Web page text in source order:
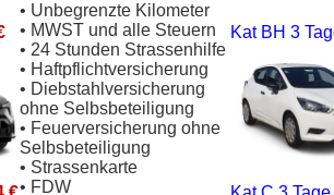
• Unbegrenzte Kilometer
• MWST und alle Steuern
• 24 Stunden Strassenhilfe
• Haftpflichtversicherung
• Diebstahlversicherung
ohne Selbsbeteiligung
• Feuerversicherung ohne
Selbsbeteiligung
• Strassenkarte
• FDW
Kat BH 3